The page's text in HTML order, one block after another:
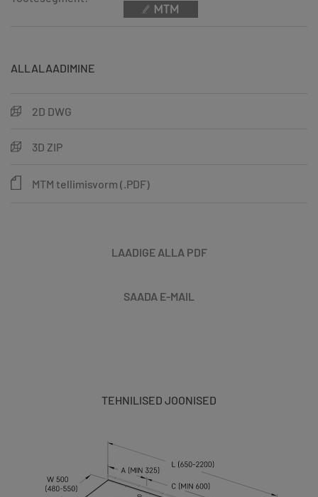
ALLALAADIMINE
2D DWG
3D ZIP
MTM tellimisvorm (.PDF)
LAADIGE ALLA PDF
SAADA E-MAIL
TEHNILISED JOONISED